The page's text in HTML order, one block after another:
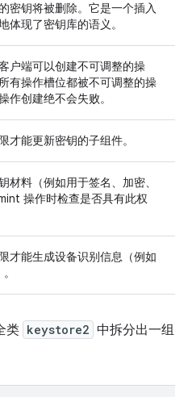
密钥将被删除。它是一个插入
体现了密钥库的语义。
户端可以创建不可调整的操
有操作槽位都被不可调整的操
作创建绝不会失败。
才能更新密钥的子组件。
材料（例如用于签名、加密、
操作时检查是否具有此权
才能生成设备识别信息（例如
类 keystore2 中拆分出一组